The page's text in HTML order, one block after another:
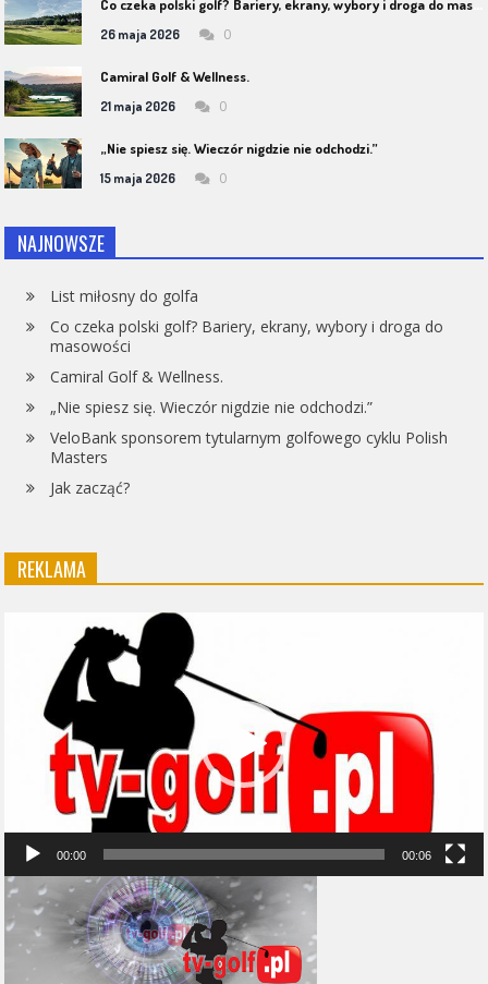
26 maja 2026 0
Camiral Golf & Wellness.
21 maja 2026 0
„Nie spiesz się. Wieczór nigdzie nie odchodzi.”
15 maja 2026 0
NAJNOWSZE
List miłosny do golfa
Co czeka polski golf? Bariery, ekrany, wybory i droga do
masowości
Camiral Golf & Wellness.
„Nie spiesz się. Wieczór nigdzie nie odchodzi.”
VeloBank sponsorem tytularnym golfowego cyklu Polish
Masters
Jak zacząć?
REKLAMA
Odtwarzacz
00:00 00:06